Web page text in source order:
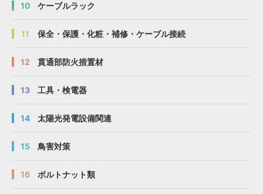
10 ケーブルラック
11 保全・保護・化粧・補修・ケーブル接続
12 貫通部防火措置材
13 工具・検電器
14 太陽光発電設備関連
15 鳥害対策
16 ボルトナット類